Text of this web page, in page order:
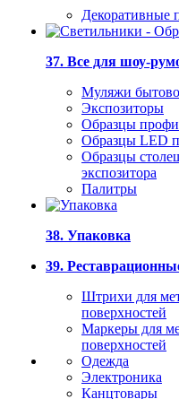
Декоративные
37. Все для шоу-
Муляжи
Экспозиторы
Образцы
Образцы LED
Образцы
экспозитора
Палитры
38. Упаковка
39.
Штрихи для
поверхностей
Маркеры для
поверхностей
Одежда
Электроника
Канцтовары